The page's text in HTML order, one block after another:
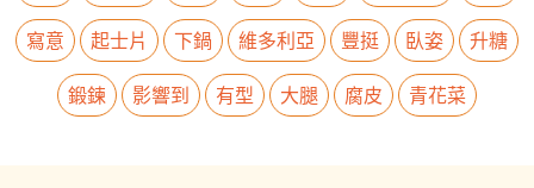
寫意
起士片 下鍋 維多利亞 豐挺 臥姿
升糖
鍛鍊
影響到 有型 大腿 腐皮 青花菜